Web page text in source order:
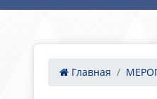
Главная